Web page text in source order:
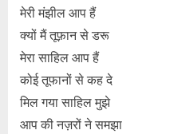
मेरी मंझील आप हैं
क्यों मैं तूफ़ान से डरू
मेरा साहिल आप हैं
कोई तूफानों से कह दे
मिल गया साहिल मुझे
आप की नज़रों ने समझा